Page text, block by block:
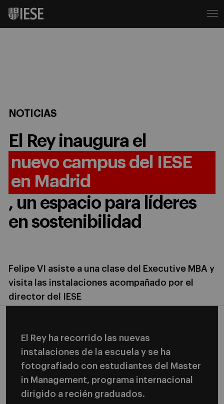
NOTICIAS
El Rey inaugura el
nuevo campus del IESE
en Madrid
, un espacio para líderes
en sostenibilidad
Felipe VI asiste a una clase del Executive MBA y
visita las instalaciones acompañado por el
director del IESE
El Rey ha recorrido las nuevas
instalaciones de la escuela y se ha
fotografiado con estudiantes del Master
in Management, programa internacional
dirigido a recién graduados.